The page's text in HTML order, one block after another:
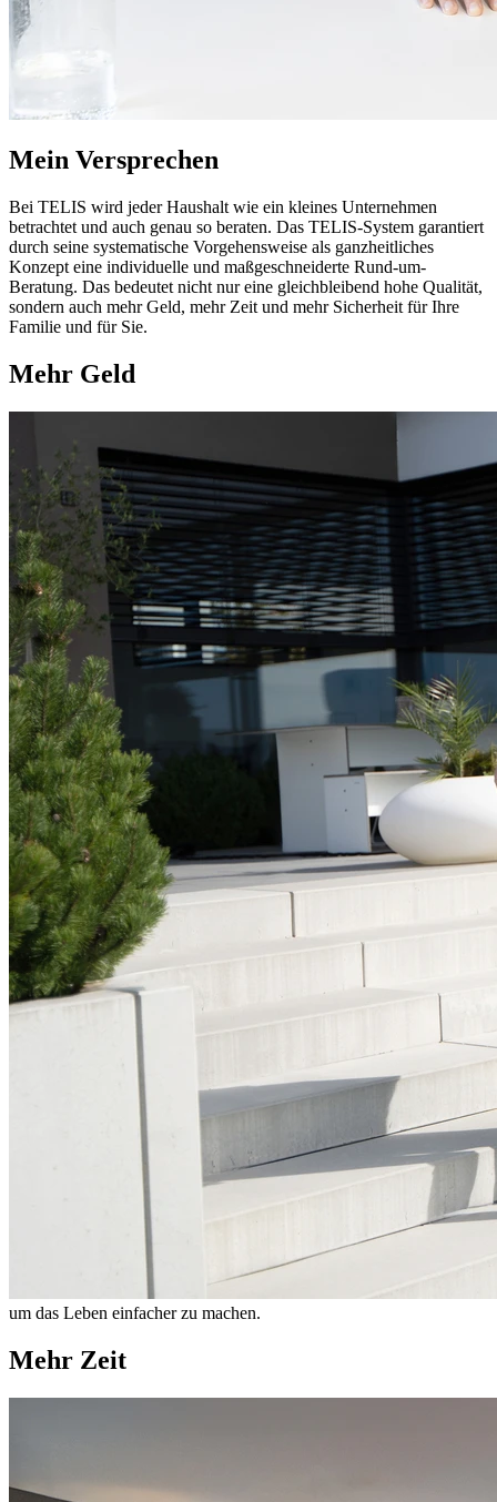
Mein Versprechen
Bei TELIS wird jeder Haushalt wie ein kleines Unternehmen
betrachtet und auch genau so beraten. Das TELIS-System garantiert
durch seine systematische Vorgehensweise als ganzheitliches
Konzept eine individuelle und maßgeschneiderte Rund-um-
Beratung. Das bedeutet nicht nur eine gleichbleibend hohe Qualität,
sondern auch mehr Geld, mehr Zeit und mehr Sicherheit für Ihre
Familie und für Sie.
Mehr Geld
um das Leben einfacher zu machen.
Mehr Zeit